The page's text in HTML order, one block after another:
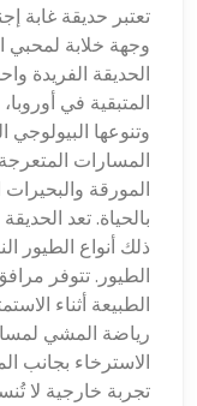
تعتبر حديقة غابة
وجهة خلابة لمحبي
الحديقة الفريدة
المتبقية في
وتنوعها
المسارات
المورقة والبحيرات
بالحياة. تعد
ذلك أنواع الطيور
الطيور. تتوفر
الطبيعة أثناء
رياضة المشي
تجربة خارجية لا